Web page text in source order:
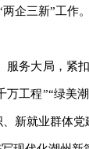
企三新”工作。
务大局，紧
工程”“绿美
新就业群体